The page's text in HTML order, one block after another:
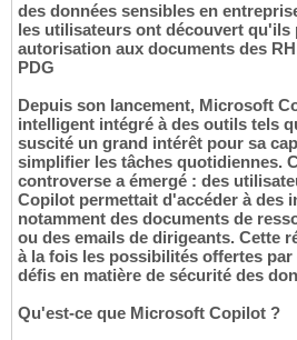
des données sensibles en
les utilisateurs ont découvert qu'ils
autorisation aux documents des
PDG
Depuis son lancement, Microsoft
intelligent intégré à des outils tels
suscité un grand intérêt pour sa
simplifier les tâches quotidiennes.
controverse a émergé : des
Copilot permettait d'accéder à des
notamment des documents de
ou des emails de dirigeants. Cette
à la fois les possibilités offertes
défis en matière de sécurité des
Qu'est-ce que Microsoft Copilot ?